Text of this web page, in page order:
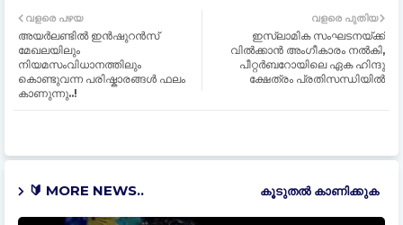
വളരെ പുതിയ
ഇസ്ലാമിക സംഘടനയ്ക്ക്
വിൽക്കാൻ അംഗീകാരം നൽകി,
പീറ്റർബറോയിലെ ഏക ഹിന്ദു
ക്ഷേത്രം പ്രതിസന്ധിയില്‍
വളരെ പഴയ
അയർലണ്ടിൽ ഇൻഷുറൻസ്
മേഖലയിലും
നിയമസംവിധാനത്തിലും
കൊണ്ടുവന്ന പരിഷ്കാരങ്ങൾ ഫലം
കാണുന്നു..!
🔰 MORE NEWS.. കൂടുതൽ‍ കാണിക്കുക